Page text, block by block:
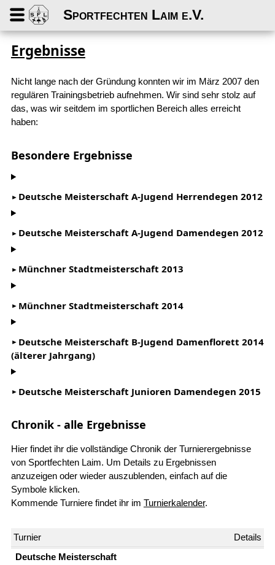
Sportfechten Laim e.V.
Ergebnisse
Nicht lange nach der Gründung konnten wir im März 2007 den
regulären Trainingsbetrieb aufnehmen. Wir sind sehr stolz auf
das, was wir seitdem im sportlichen Bereich alles erreicht
haben:
Besondere Ergebnisse
Deutsche Meisterschaft A-Jugend Herrendegen 2012
Deutsche Meisterschaft A-Jugend Damendegen 2012
Münchner Stadtmeisterschaft 2013
Münchner Stadtmeisterschaft 2014
Deutsche Meisterschaft B-Jugend Damenflorett 2014
(älterer Jahrgang)
Deutsche Meisterschaft Junioren Damendegen 2015
Chronik - alle Ergebnisse
Hier findet ihr die vollständige Chronik der Turnierergebnisse
von Sportfechten Laim. Um Details zu Ergebnissen
anzuzeigen oder wieder auszublenden, einfach auf die
Symbole klicken.
Kommende Turniere findet ihr im Turnierkalender.
Deutsche Meister­schaft